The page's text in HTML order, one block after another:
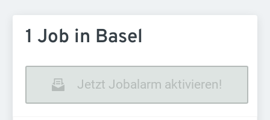
1 Job in Basel
Jetzt Jobalarm aktivieren!